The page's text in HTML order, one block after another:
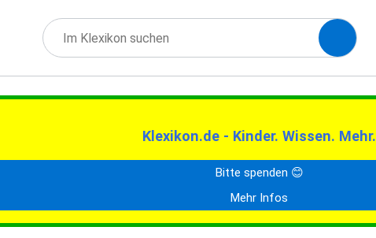
Klexikon.de - Kinder. Wissen. Mehr.
Bitte spenden 😊
Mehr Infos